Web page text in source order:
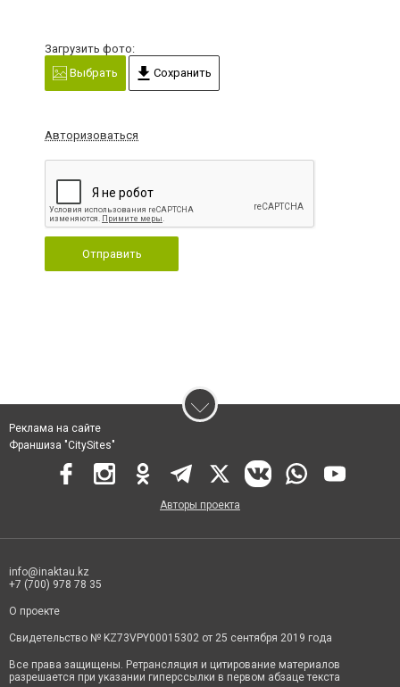
Загрузить фото:
Выбрать
Сохранить
Авторизоваться
Отправить
Реклама на сайте
Франшиза "CitySites"
Авторы проекта
info@inaktau.kz
+7 (700) 978 78 35
О проекте
Свидетельство № KZ73VPY00015302 от 25 сентября 2019 года
Все права защищены. Ретрансляция и цитирование материалов
разрешается при указании гиперссылки в первом абзаце текста